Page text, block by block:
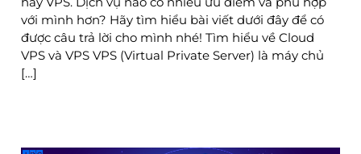
với mình hơn? Hãy tìm hiểu bài viết dưới đây để có
được câu trả lời cho mình nhé! Tìm hiểu về Cloud
VPS và VPS VPS (Virtual Private Server) là máy chủ
[…]